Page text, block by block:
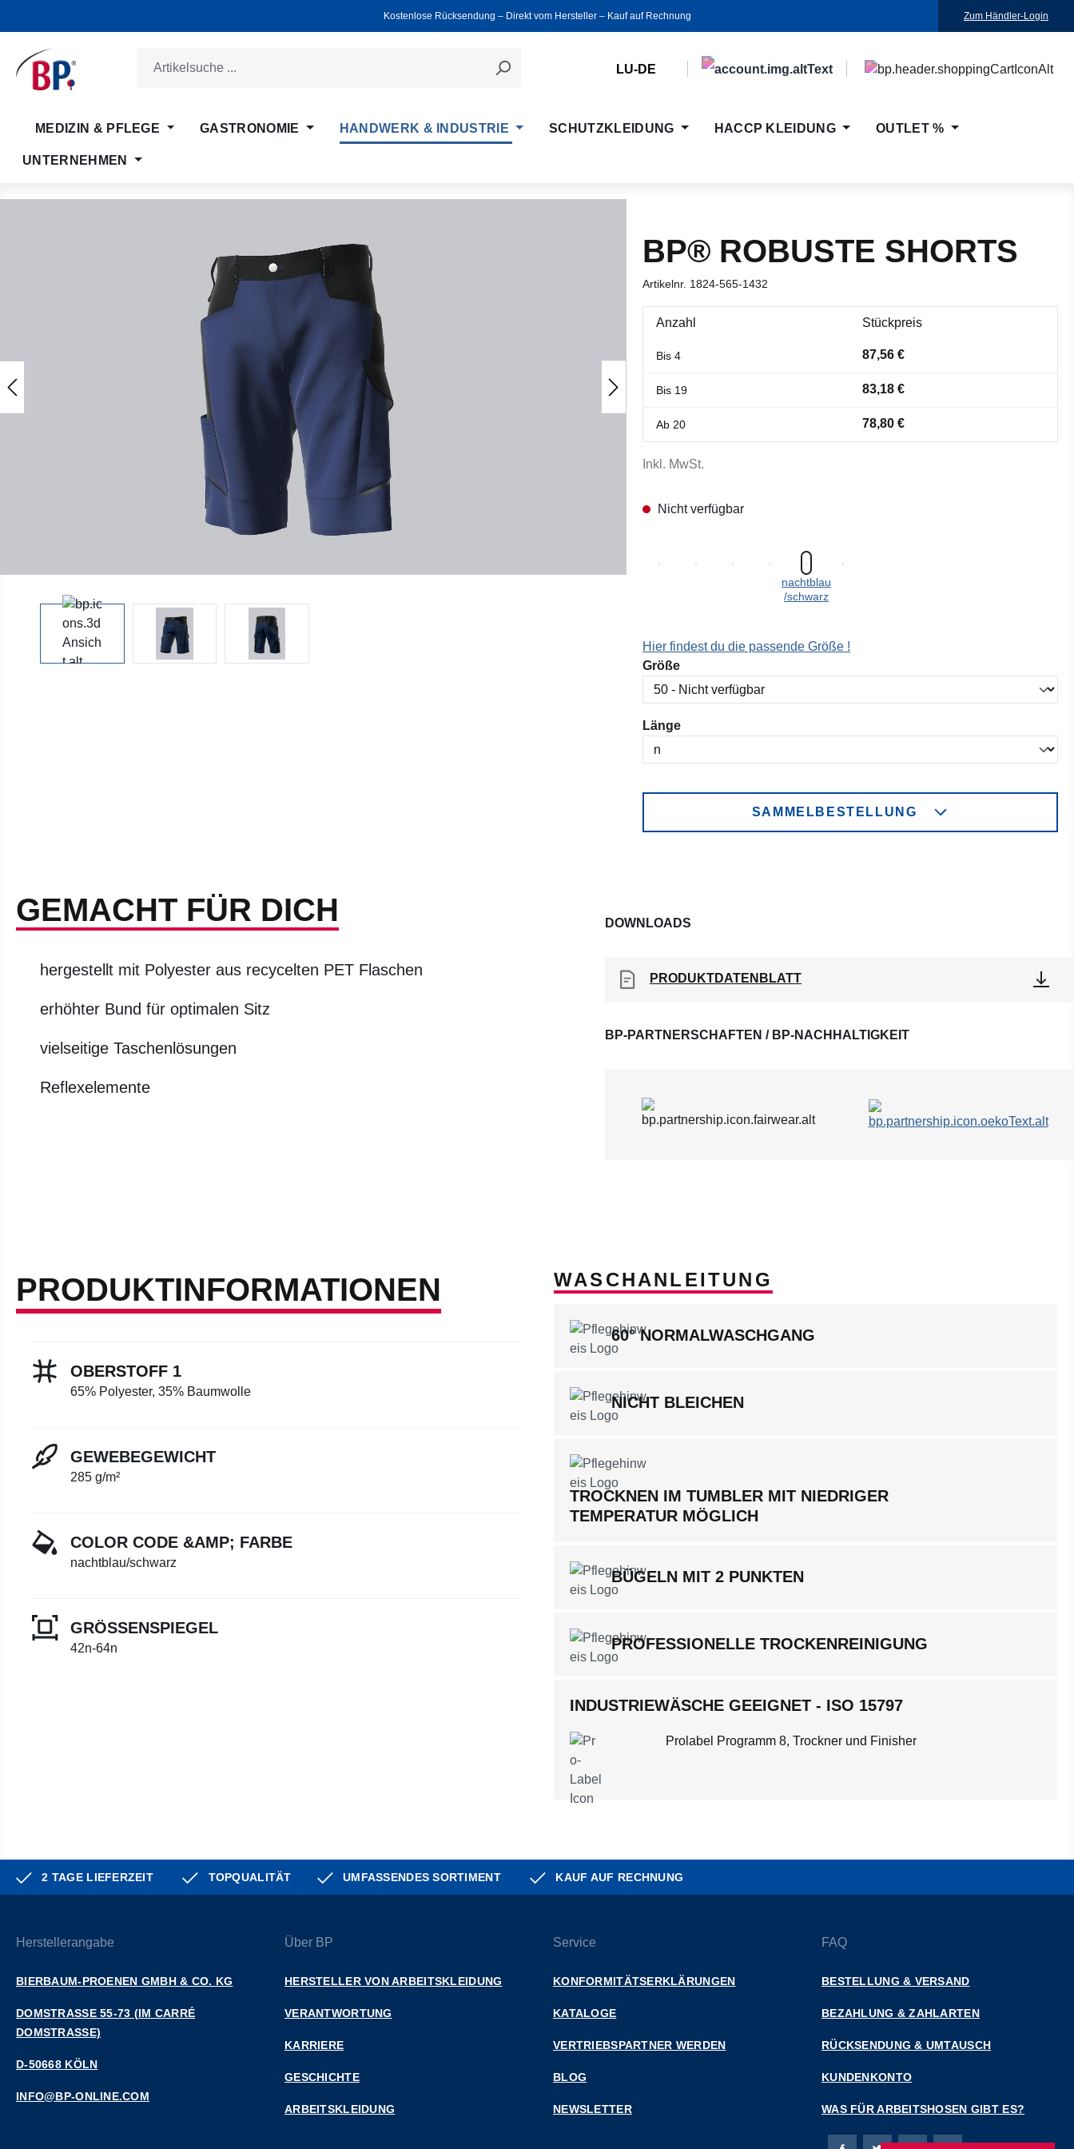
Kostenlose Rücksendung ‒ Direkt vom Hersteller ‒ Kauf auf Rechnung Zum Händler-Login
LU-DE
MEDIZIN & PFLEGE GASTRONOMIE HANDWERK & INDUSTRIE SCHUTZKLEIDUNG HACCP KLEIDUNG OUTLET %
UNTERNEHMEN
BP® ROBUSTE SHORTS
Artikelnr. 1824-565-1432
Anzahl Stückpreis
Bis 4 87,56 €
Bis 19 83,18 €
Ab 20 78,80 €
Inkl. MwSt.
Nicht verfügbar
nachtblau
/schwarz
Hier findest du die passende Größe !
Größeauswählen
Längeauswählen
SAMMELBESTELLUNG
GEMACHT FÜR DICH
hergestellt mit Polyester aus recycelten PET Flaschen
erhöhter Bund für optimalen Sitz
vielseitige Taschenlösungen
Reflexelemente
DOWNLOADS
PRODUKTDATENBLATT
BP-PARTNERSCHAFTEN / BP-NACHHALTIGKEIT
PRODUKTINFORMATIONEN
OBERSTOFF 1
65% Polyester, 35% Baumwolle
GEWEBEGEWICHT
285 g/m²
COLOR CODE &AMP; FARBE
nachtblau/schwarz
GRÖSSENSPIEGEL
42n-64n
WASCHANLEITUNG
60° NORMALWASCHGANG
NICHT BLEICHEN
TROCKNEN IM TUMBLER MIT NIEDRIGER
TEMPERATUR MÖGLICH
BÜGELN MIT 2 PUNKTEN
PROFESSIONELLE TROCKENREINIGUNG
INDUSTRIEWÄSCHE GEEIGNET - ISO 15797
Prolabel Programm 8, Trockner und Finisher
2 TAGE LIEFERZEIT TOPQUALITÄT UMFASSENDES SORTIMENT KAUF AUF RECHNUNG
Herstellerangabe
BIERBAUM-PROENEN GMBH & CO. KG
DOMSTRASSE 55-73 (IM CARRÉ D
OMSTRASSE)
D-50668 KÖLN
INFO@BP-ONLINE.COM
Über BP
HERSTELLER VON ARBEITSKLEIDUNG
VERANTWORTUNG
KARRIERE
GESCHICHTE
ARBEITSKLEIDUNG
Service
KONFORMITÄTSERKLÄRUNGEN
KATALOGE
VERTRIEBSPARTNER WERDEN
BLOG
NEWSLETTER
FAQ
BESTELLUNG & VERSAND
BEZAHLUNG & ZAHLARTEN
RÜCKSENDUNG & UMTAUSCH
KUNDENKONTO
WAS FÜR ARBEITSHOSEN GIBT ES?